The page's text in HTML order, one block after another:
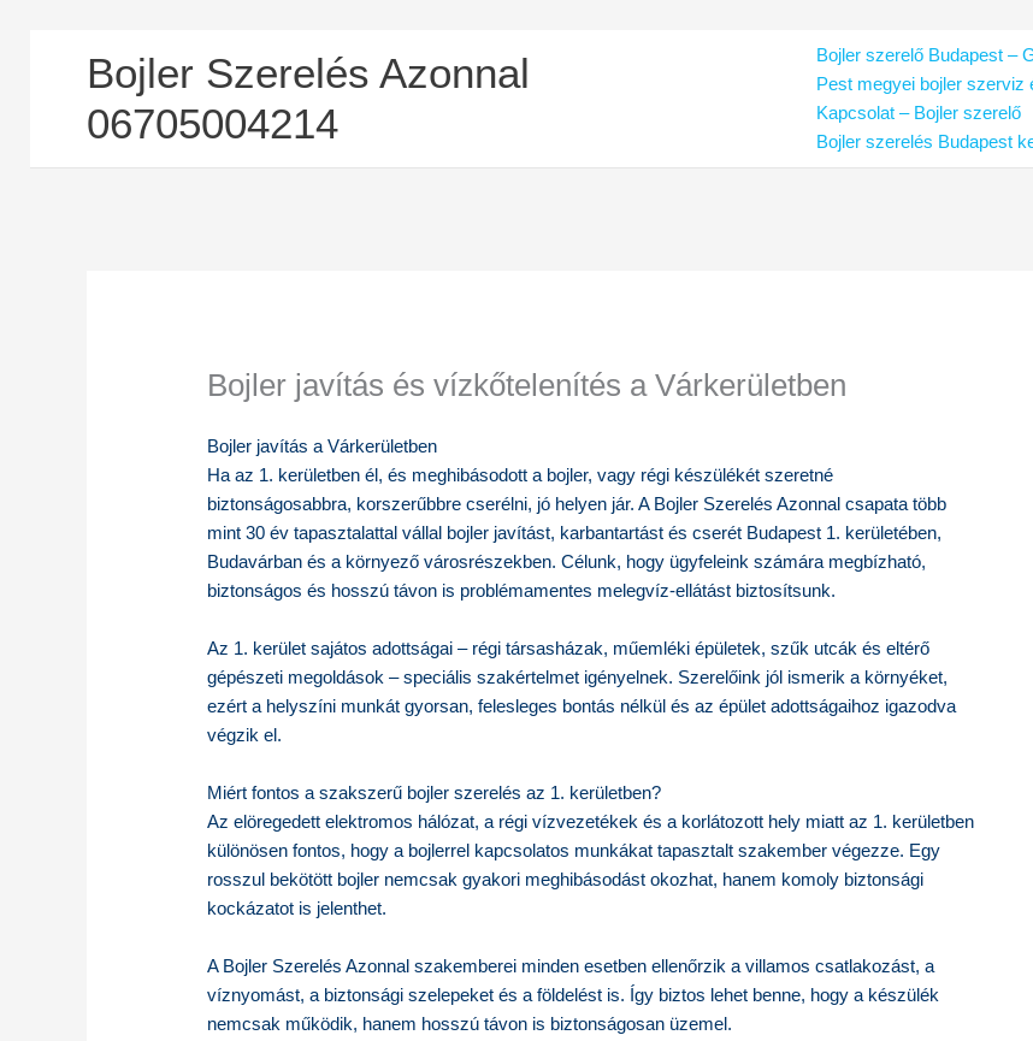
Bojler Szerelés Azonnal
06705004214
Bojler szerelő Budapest –
Pest megyei bojler szerviz
Kapcsolat – Bojler szerelő
Bojler szerelés Budapest
Bojler javítás és vízkőtelenítés a Várkerületben
Bojler javítás a Várkerületben
Ha az 1. kerületben él, és meghibásodott a bojler, vagy régi készülékét szeretné
biztonságosabbra, korszerűbbre cserélni, jó helyen jár. A Bojler Szerelés Azonnal csapata több
mint 30 év tapasztalattal vállal bojler javítást, karbantartást és cserét Budapest 1. kerületében,
Budavárban és a környező városrészekben. Célunk, hogy ügyfeleink számára megbízható,
biztonságos és hosszú távon is problémamentes melegvíz-ellátást biztosítsunk.
Az 1. kerület sajátos adottságai – régi társasházak, műemléki épületek, szűk utcák és eltérő
gépészeti megoldások – speciális szakértelmet igényelnek. Szerelőink jól ismerik a környéket,
ezért a helyszíni munkát gyorsan, felesleges bontás nélkül és az épület adottságaihoz igazodva
végzik el.
Miért fontos a szakszerű bojler szerelés az 1. kerületben?
Az elöregedett elektromos hálózat, a régi vízvezetékek és a korlátozott hely miatt az 1. kerületben
különösen fontos, hogy a bojlerrel kapcsolatos munkákat tapasztalt szakember végezze. Egy
rosszul bekötött bojler nemcsak gyakori meghibásodást okozhat, hanem komoly biztonsági
kockázatot is jelenthet.
A Bojler Szerelés Azonnal szakemberei minden esetben ellenőrzik a villamos csatlakozást, a
víznyomást, a biztonsági szelepeket és a földelést is. Így biztos lehet benne, hogy a készülék
nemcsak működik, hanem hosszú távon is biztonságosan üzemel.